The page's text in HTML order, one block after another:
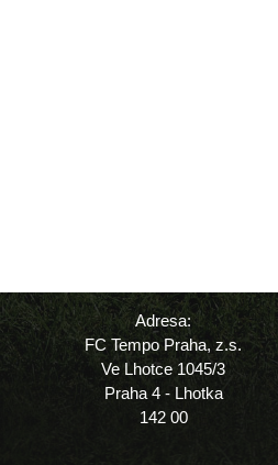
Adresa:
FC Tempo Praha, z.s.
Ve Lhotce 1045/3
Praha 4 - Lhotka
142 00